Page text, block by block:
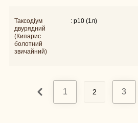
Таксодіум
двурядний
(Кипарис
болотний
звичайний)
: p10 (1л)
1 2 3